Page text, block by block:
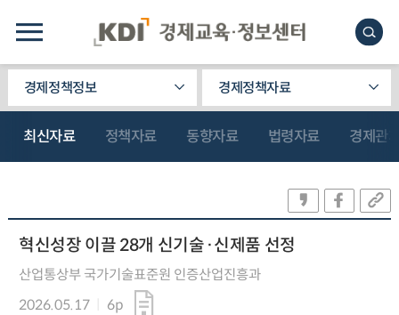
경제정책정보 경제정책자료
최신자료 정책자료 동향자료 법령자료 경제관
혁신성장 이끌 28개 신기술·신제품 선정
산업통상부 국가기술표준원 인증산업진흥과
2026.05.17
6p